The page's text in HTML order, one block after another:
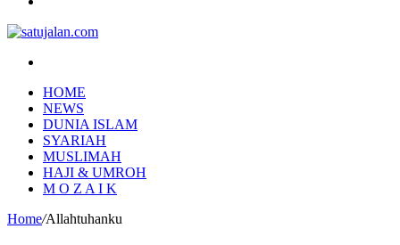
HOME
NEWS
DUNIA ISLAM
SYARIAH
MUSLIMAH
HAJI & UMROH
M O Z A I K
Home/Allahtuhanku